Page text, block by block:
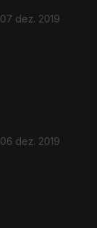
07 dez. 2019
06 dez. 2019